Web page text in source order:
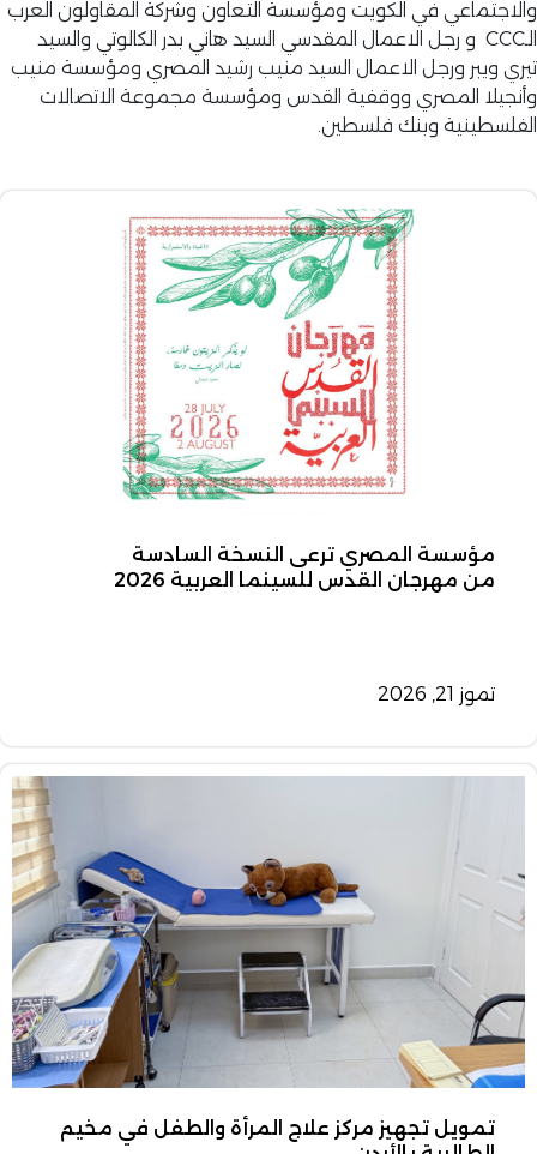
والاجتماعي في الكويت ومؤسسة التعاون وشركة المقاولون العرب
الـCCC و رجل الاعمال المقدسي السيد هاني بدر الكالوتي والسيد
تيري ويبر ورجل الاعمال السيد منيب رشيد المصري ومؤسسة منيب
وأنجيلا المصري ووقفية القدس ومؤسسة مجموعة الاتصالات
الفلسطينية وبنك فلسطين.
مؤسسة المصري ترعى النسخة السادسة
من مهرجان القدس للسينما العربية 2026
تموز 21, 2026
تمويل تجهيز مركز علاج المرأة والطفل في مخيم